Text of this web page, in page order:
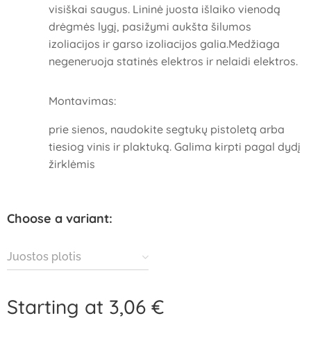
visiškai saugus. Lininė juosta išlaiko vienodą
drėgmės lygį, pasižymi aukšta šilumos
izoliacijos ir garso izoliacijos galia.Medžiaga
negeneruoja statinės elektros ir nelaidi elektros.
Montavimas:
prie sienos, naudokite segtukų pistoletą arba
tiesiog vinis ir plaktuką. Galima kirpti pagal dydį
žirklėmis
Choose a variant:
Juostos plotis
Starting at 3,06 €